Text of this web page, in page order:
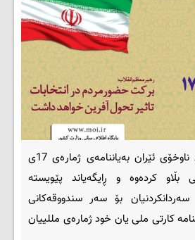
بەشی ئێران- وەزارەتی ناوخۆی ئێران بەیاننامەی ژمارەی 17ی
بڵاو کردەوە و ڕایگەیاند پێویستە
سەردانکردنیان بۆ سەر سندووقەکانی
کارتی ملی یان خود ژمارەی مللییان